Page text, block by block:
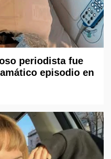
periodista fue
episodio en